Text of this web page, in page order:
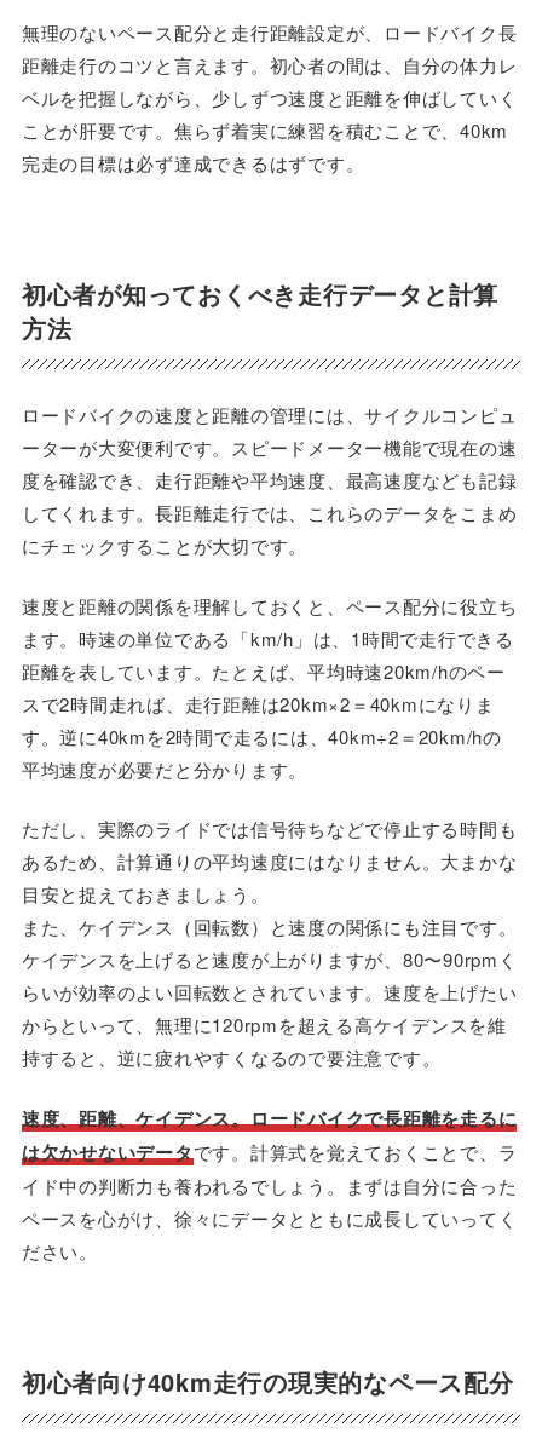
無理のないペース配分と走行距離設定が、ロードバイク長
距離走行のコツと言えます。初心者の間は、自分の体力レ
ベルを把握しながら、少しずつ速度と距離を伸ばしていく
ことが肝要です。焦らず着実に練習を積むことで、40km
完走の目標は必ず達成できるはずです。
初心者が知っておくべき走行データと計算
方法
ロードバイクの速度と距離の管理には、サイクルコンピュ
ーターが大変便利です。スピードメーター機能で現在の速
度を確認でき、走行距離や平均速度、最高速度なども記録
してくれます。長距離走行では、これらのデータをこまめ
にチェックすることが大切です。
速度と距離の関係を理解しておくと、ペース配分に役立ち
ます。時速の単位である「km/h」は、1時間で走行できる
距離を表しています。たとえば、平均時速20km/hのペー
スで2時間走れば、走行距離は20km×2＝40kmになりま
す。逆に40kmを2時間で走るには、40km÷2＝20km/hの
平均速度が必要だと分かります。
ただし、実際のライドでは信号待ちなどで停止する時間も
あるため、計算通りの平均速度にはなりません。大まかな
目安と捉えておきましょう。
また、ケイデンス（回転数）と速度の関係にも注目です。
ケイデンスを上げると速度が上がりますが、80〜90rpmく
らいが効率のよい回転数とされています。速度を上げたい
からといって、無理に120rpmを超える高ケイデンスを維
持すると、逆に疲れやすくなるので要注意です。
速度、距離、ケイデンス。ロードバイクで長距離を走るに
は欠かせないデータです。計算式を覚えておくことで、ラ
イド中の判断力も養われるでしょう。まずは自分に合った
ペースを心がけ、徐々にデータとともに成長していってく
ださい。
初心者向け40km走行の現実的なペース配分